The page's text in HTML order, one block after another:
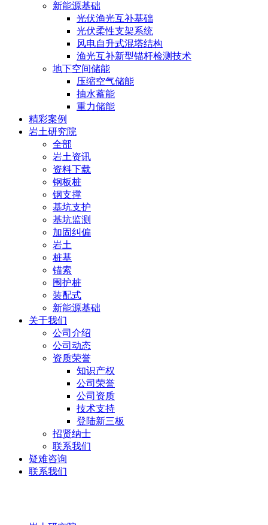
新能源基础
光伏渔光互补基础
光伏柔性支架系统
风电自升式混塔结构
渔光互补新型锚杆检测技术
地下空间储能
压缩空气储能
抽水蓄能
重力储能
精彩案例
岩土研究院
全部
岩土资讯
资料下载
钢板桩
钢支撑
基坑支护
基坑监测
加固纠偏
岩土
桩基
锚索
围护桩
装配式
新能源基础
关于我们
公司介绍
公司动态
资质荣誉
知识产权
公司荣誉
公司资质
技术支持
登陆新三板
招贤纳士
联系我们
疑难咨询
联系我们